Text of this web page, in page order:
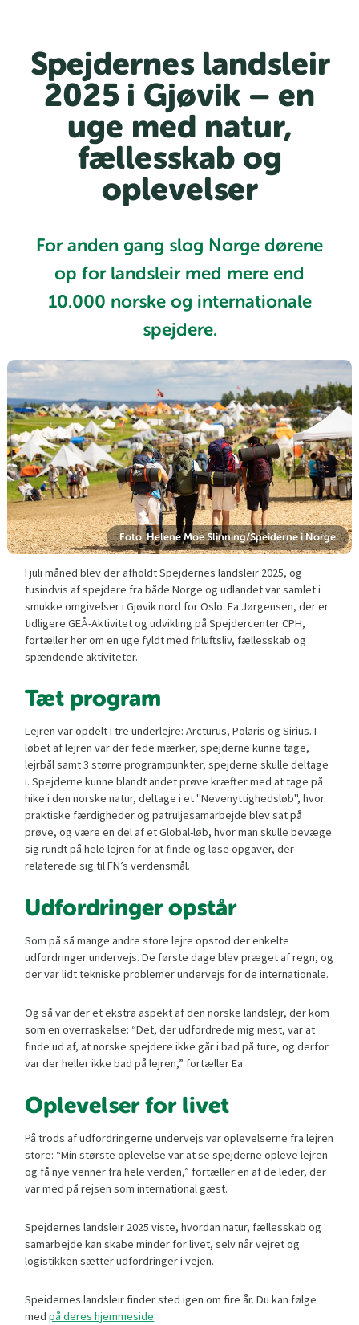
Spejdernes landsleir
2025 i Gjøvik – en
uge med natur,
fællesskab og
oplevelser
For anden gang slog Norge dørene
op for landsleir med mere end
10.000 norske og internationale
spejdere.
Foto: Helene Moe Slinning/Speiderne i Norge
I juli måned blev der afholdt Spejdernes landsleir 2025, og
tusindvis af spejdere fra både Norge og udlandet var samlet i
smukke omgivelser i Gjøvik nord for Oslo. Ea Jørgensen, der er
tidligere GEÅ-Aktivitet og udvikling på Spejdercenter CPH,
fortæller her om en uge fyldt med friluftsliv, fællesskab og
spændende aktiviteter.
Tæt program
Lejren var opdelt i tre underlejre: Arcturus, Polaris og Sirius. I
løbet af lejren var der fede mærker, spejderne kunne tage,
lejrbål samt 3 større programpunkter, spejderne skulle deltage
i. Spejderne kunne blandt andet prøve kræfter med at tage på
hike i den norske natur, deltage i et "Nevenyttighedsløb", hvor
praktiske færdigheder og patruljesamarbejde blev sat på
prøve, og være en del af et Global-løb, hvor man skulle bevæge
sig rundt på hele lejren for at finde og løse opgaver, der
relaterede sig til FN’s verdensmål.
Udfordringer opstår
Som på så mange andre store lejre opstod der enkelte
udfordringer undervejs. De første dage blev præget af regn, og
der var lidt tekniske problemer undervejs for de internationale.
Og så var der et ekstra aspekt af den norske landslejr, der kom
som en overraskelse: “Det, der udfordrede mig mest, var at
finde ud af, at norske spejdere ikke går i bad på ture, og derfor
var der heller ikke bad på lejren,” fortæller Ea.
Oplevelser for livet
På trods af udfordringerne undervejs var oplevelserne fra lejren
store: “Min største oplevelse var at se spejderne opleve lejren
og få nye venner fra hele verden,” fortæller en af de leder, der
var med på rejsen som international gæst.
Spejdernes landsleir 2025 viste, hvordan natur, fællesskab og
samarbejde kan skabe minder for livet, selv når vejret og
logistikken sætter udfordringer i vejen.
Speidernes landsleir finder sted igen om fire år. Du kan følge
medpå deres hjemmeside.